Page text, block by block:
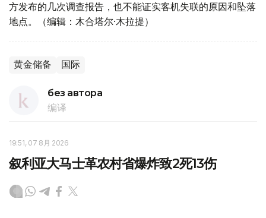
方发布的几次调查报告，也不能证实客机失联的原因和坠落
地点。（编辑：木合塔尔·木拉提）
黄金储备 国际
без автора
编译
19:51, 07 8月 2026
叙利亚大马士革农村省爆炸致2死13伤